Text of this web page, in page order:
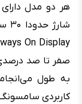
به طول
کاربردی